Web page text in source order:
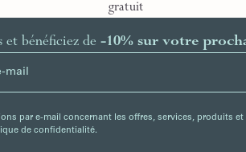
gratuit
et bénéficiez de -10% sur votre
par e-mail concernant les offres, services, produits
de confidentialité.